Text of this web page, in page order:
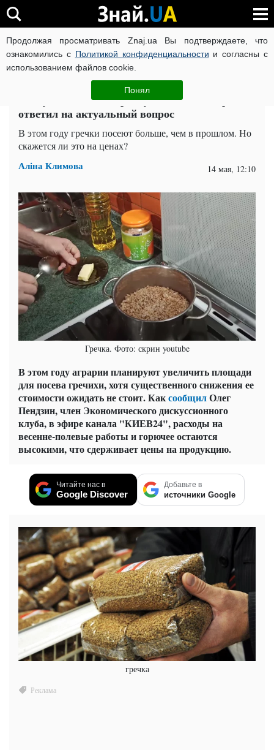
Продолжая просматривать Znaj.ua Вы подтверждаете, что
ознакомились с Политикой конфиденциальности и согласны с
использованием файлов cookie.
Понял
ВОЙНА РОССИИ ПРОТИВ УКРАИНЫ КОРОНАВИРУС В
ЧИТАТИ УКРАЇНСЬКОЮ
Упадут ли цены на гречку и когда: эксперт
ответил на актуальный вопрос
В этом году гречки посеют больше, чем в прошлом. Но
скажется ли это на ценах?
Аліна Климова 14 мая, 12:10
Гречка. Фото: скрин youtube
В этом году аграрии планируют увеличить площади
для посева гречихи, хотя существенного снижения ее
стоимости ожидать не стоит. КаксообщилОлег
Пендзин, член Экономического дискуссионного
клуба, в эфире канала "КИЕВ24", расходы на
весенне-полевые работы и горючее остаются
высокими, что сдерживает цены на продукцию.
Читайте нас в
Google Discover
Добавьте в
источники Google
гречка